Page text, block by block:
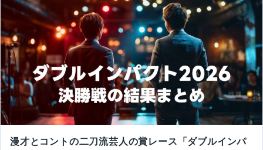
漫才とコントの二刀流芸人の賞レース「ダブルインパ